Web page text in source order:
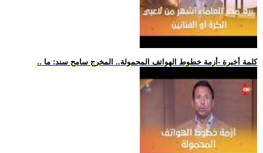
.. كلمة أخيرة -أزمة خطوط الهواتف المحمولة.. المخرج سامح سند: ما